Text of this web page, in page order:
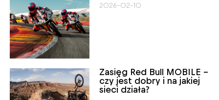
2026-02-10
Zasięg Red Bull MOBILE –
czy jest dobry i na jakiej
sieci działa?